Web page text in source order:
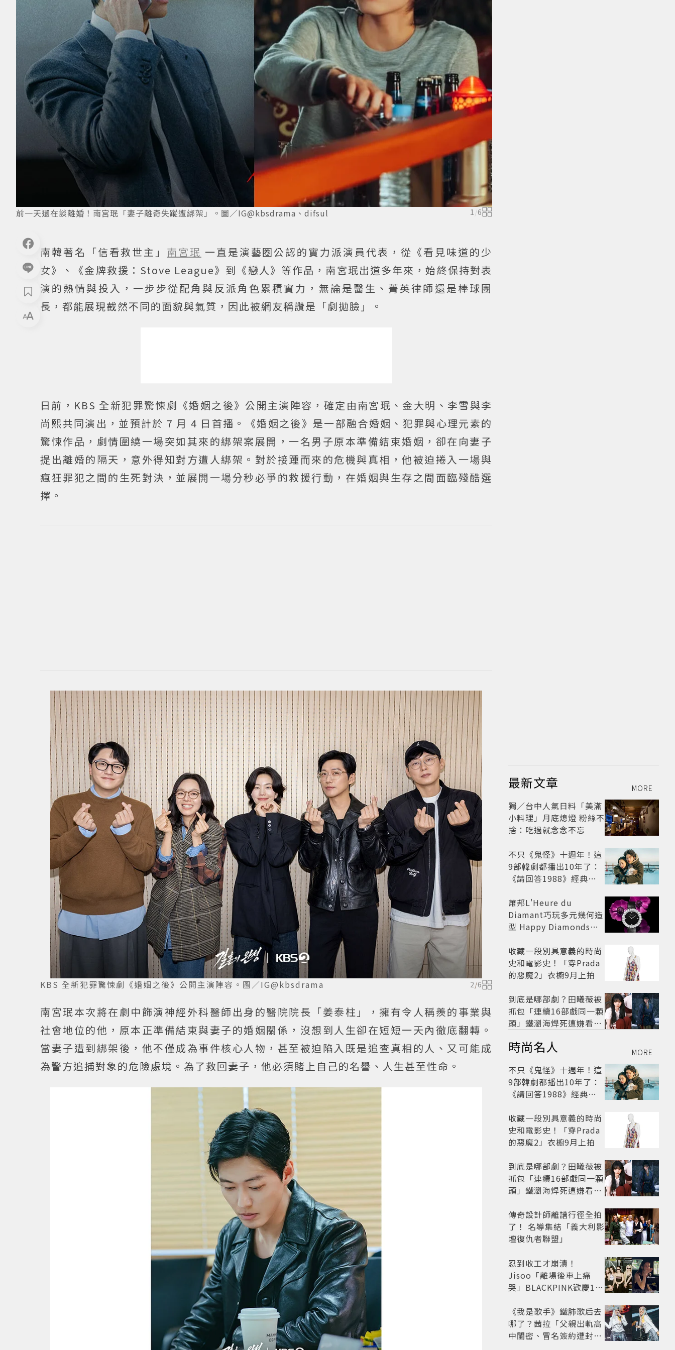
前一天還在談離婚！南宮珉「妻子離奇失蹤遭綁架」。圖／IG@kbsdrama、difsul 1 /6
南韓著名「信看救世主」 南宮珉 一直是演藝圈公認的實力派演員代表，從《看見味道的少
女》、《金牌救援：Stove League》到《戀人》等作品，南宮珉出道多年來，始終保持對表
演的熱情與投入，一步步從配角與反派角色累積實力，無論是醫生、菁英律師還是棒球團
長，都能展現截然不同的面貌與氣質，因此被網友稱讚是「劇拋臉」。
日前，KBS 全新犯罪驚悚劇《婚姻之後》公開主演陣容，確定由南宮珉、金大明、李雪與李
尚熙共同演出，並預計於 7 月 4 日首播。《婚姻之後》是一部融合婚姻、犯罪與心理元素的
驚悚作品，劇情圍繞一場突如其來的綁架案展開，一名男子原本準備結束婚姻，卻在向妻子
提出離婚的隔天，意外得知對方遭人綁架。對於接踵而來的危機與真相，他被迫捲入一場與
瘋狂罪犯之間的生死對決，並展開一場分秒必爭的救援行動，在婚姻與生存之間面臨殘酷選
擇。
KBS 全新犯罪驚悚劇《婚姻之後》公開主演陣容。圖／IG@kbsdrama 2/6
南宮珉本次將在劇中飾演神經外科醫師出身的醫院院長「姜泰柱」，擁有令人稱羨的事業與
社會地位的他，原本正準備結束與妻子的婚姻關係，沒想到人生卻在短短一天內徹底翻轉。
當妻子遭到綁架後，他不僅成為事件核心人物，甚至被迫陷入既是追查真相的人、又可能成
為警方追捕對象的危險處境。為了救回妻子，他必須賭上自己的名譽、人生甚至性命。
最新文章 MORE
獨／台中人氣日料「美滿
小料理」月底熄燈 粉絲不
捨：吃過就念念不忘
不只《鬼怪》十週年！這
9部韓劇都播出10年了：
《請回答1988》經典不
蕭邦L'Heure du
Diamant巧玩多元幾何造
型 Happy Diamonds歡
收藏一段別具意義的時尚
史和電影史！「穿Prada
的惡魔2」衣櫥9月上拍
到底是哪部劇？田曦薇被
抓包「連續16部戲同一顆
頭」鐵瀏海焊死遭嫌看膩
時尚名人 MORE
不只《鬼怪》十週年！這
9部韓劇都播出10年了：
《請回答1988》經典不
收藏一段別具意義的時尚
史和電影史！「穿Prada
的惡魔2」衣櫥9月上拍
到底是哪部劇？田曦薇被
抓包「連續16部戲同一顆
頭」鐵瀏海焊死遭嫌看膩
傳奇設計師離譜行徑全拍
了！ 名導集結「義大利影
壇復仇者聯盟」
忍到收工才崩潰！
Jisoo「離場後車上痛
哭」BLACKPINK歡慶10
超心疼
《我是歌手》鐵肺歌后去
哪了？茜拉「父親出軌高
中閨密、冒名簽約遭封